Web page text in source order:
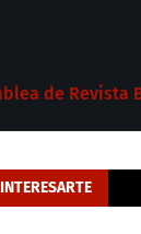
de Revista